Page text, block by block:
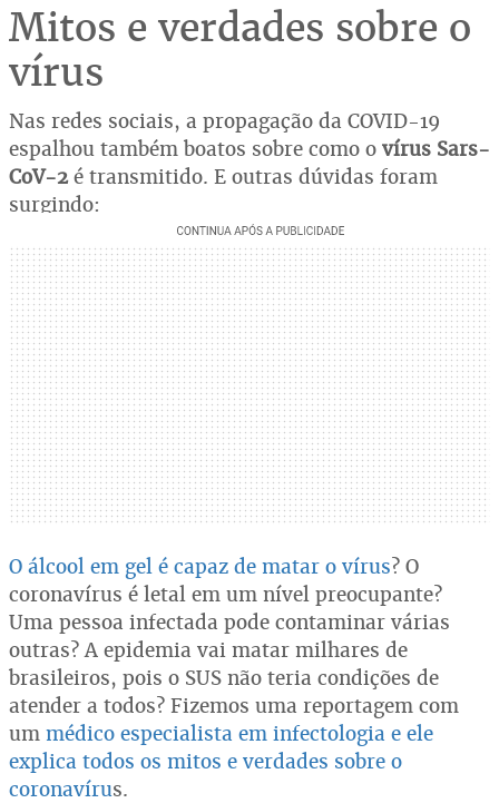
Mitos e verdades sobre o
vírus
Nas redes sociais, a propagação da COVID-19
espalhou também boatos sobre como o vírus Sars-
CoV-2é transmitido. E outras dúvidas foram
surgindo:
O álcool em gel é capaz de matar o vírus? O
coronavírus é letal em um nível preocupante?
Uma pessoa infectada pode contaminar várias
outras? A epidemia vai matar milhares de
brasileiros, pois o SUS não teria condições de
atender a todos? Fizemos uma reportagem com
um médico especialista em infectologia e ele
explica todos os mitos e verdades sobre o
coronavírus.